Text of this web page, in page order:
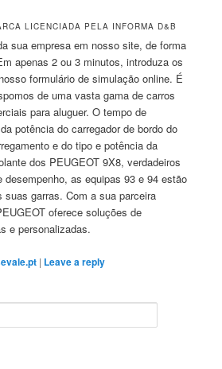
LICENCIADA PELA INFORMA D&B
sua empresa em nosso site, de forma
apenas 2 ou 3 minutos, introduza os
formulário de simulação online. É
de uma vasta gama de carros
para aluguer. O tempo de
potência do carregador de bordo do
e do tipo e potência da
dos PEUGEOT 9X8, verdadeiros
as equipas 93 e 94 estão
suas garras. Com a sua parceira
oferece soluções de
e personalizadas.
| Leave a reply